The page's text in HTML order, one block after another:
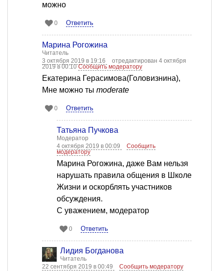
можно
0 Ответить
Марина Рогожина
Читатель
3 октября 2019 в 19:16
отредактирован 4 октября
2019 в 00:10Сообщить модератору
Екатерина Герасимова(Головизнина),
Мне можно ты moderate
0 Ответить
Татьяна Пучкова
Модератор
4 октября 2019 в 00:09
Сообщить
модератору
Марина Рогожина, даже Вам нельзя
нарушать правила общения в Школе
Жизни и оскорблять участников
обсуждения.
С уважением, модератор
0 Ответить
Лидия Богданова
Читатель
22 сентября 2019 в 00:49
Сообщить модератору